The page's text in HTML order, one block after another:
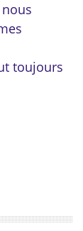
toujours